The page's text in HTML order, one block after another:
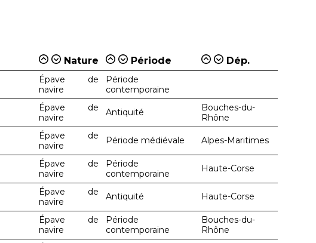
Nature Période Dép.
Épave de
navire
Période
contemporaine
Épave de
navire
Antiquité
Bouches-du-
Rhône
Épave de
navire
Période médiévale Alpes-Maritimes
Épave de
navire
Période
contemporaine
Haute-Corse
Épave de
navire
Antiquité Haute-Corse
Épave de
navire
Période
contemporaine
Bouches-du-
Rhône